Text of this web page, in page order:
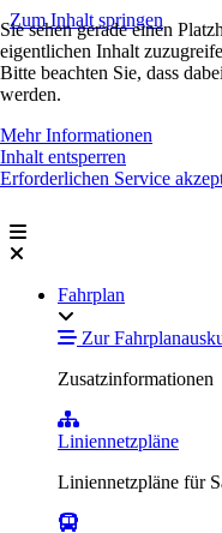
Zum Inhalt springen
Fahrplan
Zur
Zusatzinformationen
Liniennetzpläne
Liniennetzpläne für
Sie sehen gerade einen
eigentlichen Inhalt
Bitte beachten Sie, dass
werden.
Mehr Informationen
Inhalt entsperren
Erforderlichen Service